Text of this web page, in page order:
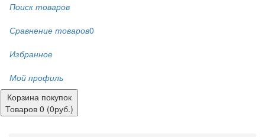
Поиск товаров
Сравнение товаров0
Избранное
Мой профиль
Корзина покупок
Товаров 0 (0руб.)